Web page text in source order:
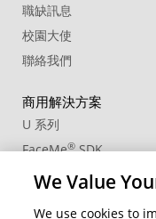
職缺訊息
校園大使
聯絡我們
商用解決方案
U 系列
FaceMe®SDK
We Value
We use cookies to